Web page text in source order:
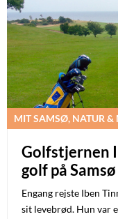
MIT SAMSØ, NATUR &
Golfstjernen
golf på Samsø
Engang rejste Iben
sit levebrød. Hun var